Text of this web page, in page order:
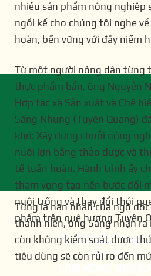
nhiều sản phẩm nông nghiệp
ngồi kể cho chúng tôi nghe
hoàn, bền vững với đầy niềm
Từ một người nông dân từng
thực phẩm bẩn, ông Nguyễn
Hợp tác xã Sản xuất và Chế
Sáng Nhung (Tuyên Quang)
khó: Xây dựng chuỗi nông
nuôi lợn bằng thảo dược và
tế tuần hoàn. Hành trình ấy
tham vọng tạo nên bước đổi
nuôi trồng và thay đổi thói
phẩm trên quê hương Tuyên
TỪ CÚ SỐC
ĐẾN
Từng là nạn nhân của ngộ
thanh niên, ông Sáng nhận
còn không kiểm soát được
tiêu dùng sẽ còn rủi ro đến